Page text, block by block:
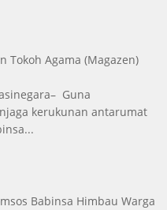
Tokoh Agama (Magazen)
Guna
kerukunan antarumat
Babinsa Himbau Warga